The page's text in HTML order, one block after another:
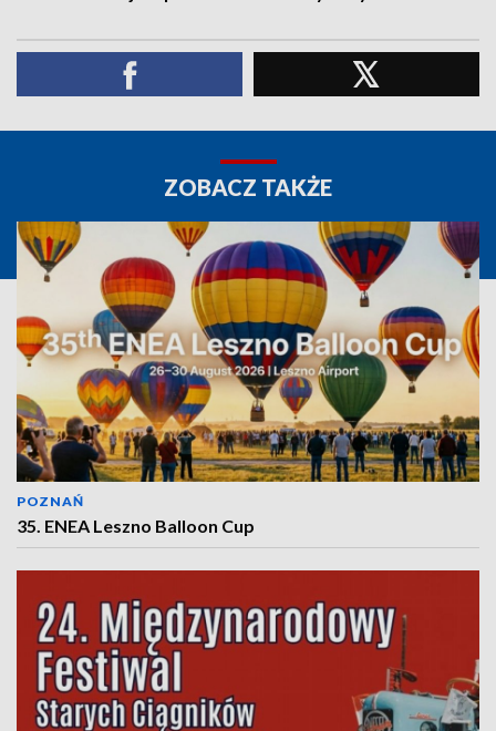
ZOBACZ TAKŻE
POZNAŃ
35. ENEA Leszno Balloon Cup